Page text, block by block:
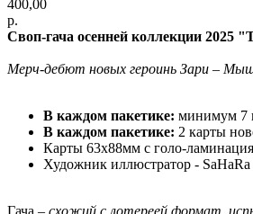
400,00
р.
Своп-гача осенней коллекции 2025
Мерч-дебют новых героинь Зари –
В каждом пакетике: минимум 7
В каждом пакетике: 2 карты
Карты 63х88мм с голо-
Художник иллюстратор - SaHaRa
Гача – схожий с лотереей формат,